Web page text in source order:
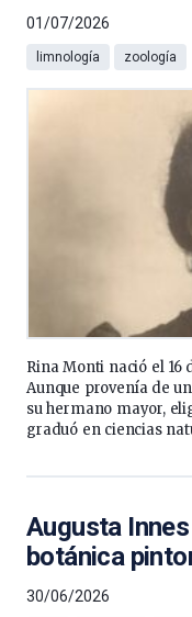
01/07/2026
limnología zoología
Rina Monti nació el 16
Aunque provenía de
su hermano mayor,
graduó en ciencias
Augusta
botánica
30/06/2026